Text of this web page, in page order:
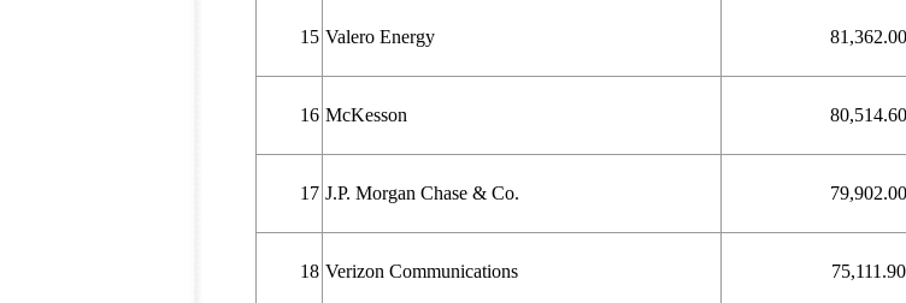
15 Valero Energy 81,362.00
16 McKesson 80,514.60
17 J.P. Morgan Chase & Co. 79,902.00
18 Verizon Communications 75,111.90